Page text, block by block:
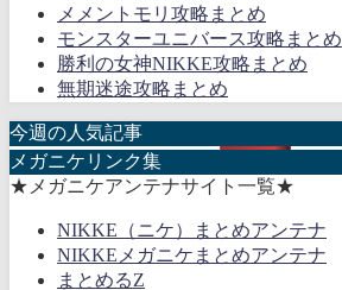
メメントモリ攻略まとめ
モンスターユニバース攻略まとめ
勝利の女神NIKKE攻略まとめ
無期迷途攻略まとめ
今週の人気記事
メガニケリンク集
★メガニケアンテナサイト一覧★
NIKKE（ニケ）まとめアンテナ
NIKKEメガニケまとめアンテナ
まとめるZ